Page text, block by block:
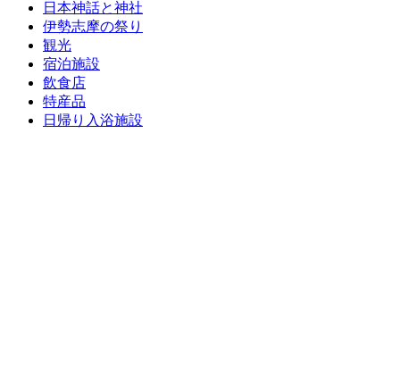
日本神話と神社
伊勢志摩の祭り
観光
宿泊施設
飲食店
特産品
日帰り入浴施設